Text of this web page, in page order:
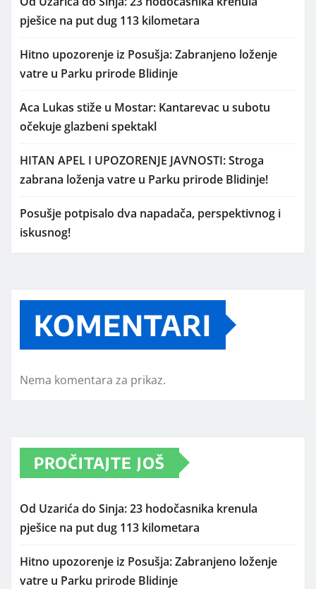
pješice na put dug 113 kilometara
Hitno upozorenje iz Posušja: Zabranjeno loženje
vatre u Parku prirode Blidinje
Aca Lukas stiže u Mostar: Kantarevac u subotu
očekuje glazbeni spektakl
HITAN APEL I UPOZORENJE JAVNOSTI: Stroga
zabrana loženja vatre u Parku prirode Blidinje!
Posušje potpisalo dva napadača, perspektivnog i
iskusnog!
KOMENTARI
Nema komentara za prikaz.
PROČITAJTE JOŠ
Od Uzarića do Sinja: 23 hodočasnika krenula
pješice na put dug 113 kilometara
Hitno upozorenje iz Posušja: Zabranjeno loženje
vatre u Parku prirode Blidinje